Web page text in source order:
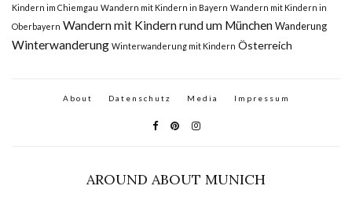
Kindern im Chiemgau Wandern mit Kindern in Bayern Wandern mit Kindern in
Oberbayern Wandern mit Kindern rund um München Wanderung
Winterwanderung Winterwanderung mit Kindern Österreich
About Datenschutz Media Impressum
AROUND ABOUT MUNICH